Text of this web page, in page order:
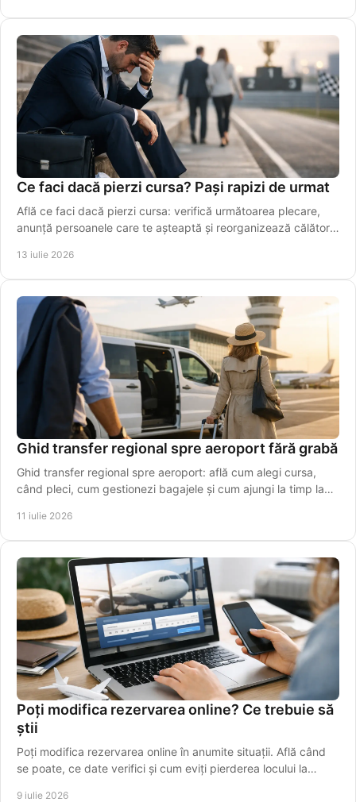
Ce faci dacă pierzi cursa? Pași rapizi de urmat
Află ce faci dacă pierzi cursa: verifică următoarea plecare,
anunță persoanele care te așteaptă și reorganizează călătoria
13 iulie 2026
Ghid transfer regional spre aeroport fără grabă
Ghid transfer regional spre aeroport: află cum alegi cursa,
când pleci, cum gestionezi bagajele și cum ajungi la timp la
11 iulie 2026
Poți modifica rezervarea online? Ce trebuie să
știi
Poți modifica rezervarea online în anumite situații. Află când
se poate, ce date verifici și cum eviți pierderea locului la
9 iulie 2026